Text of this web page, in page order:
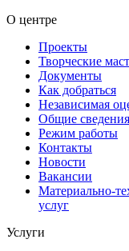
О центре
Проекты
Творческие
Документы
Как добраться
Независимая
Общие сведения
Режим работы
Контакты
Новости
Вакансии
Материально-
услуг
Услуги